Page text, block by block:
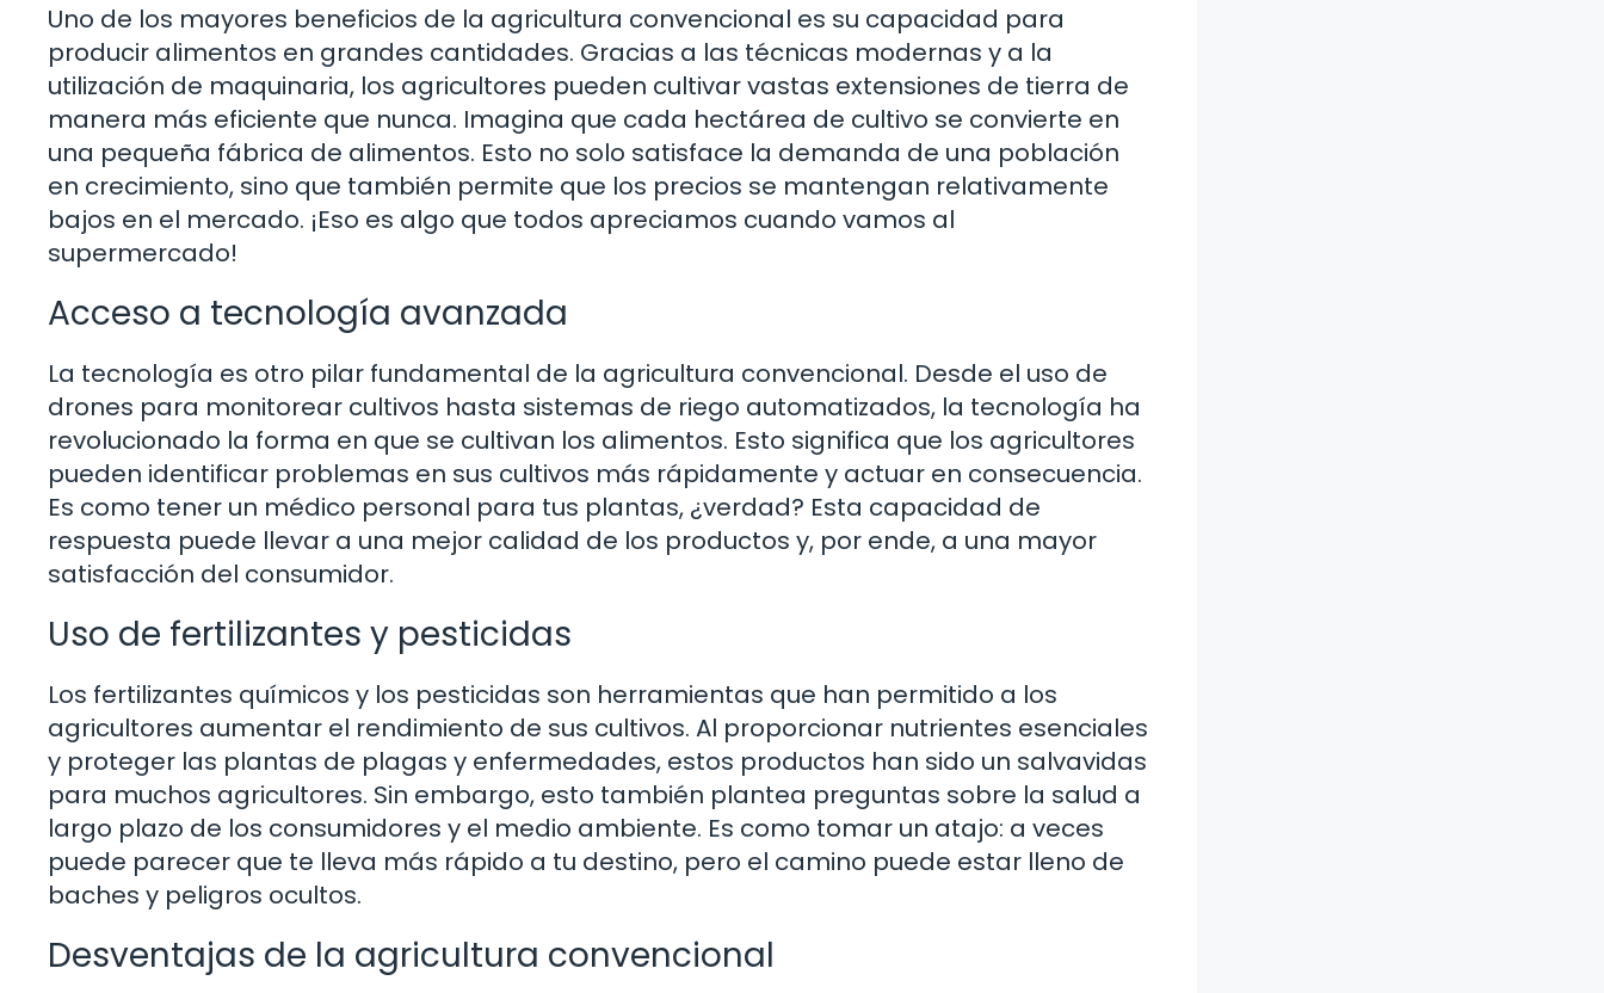
Uno de los mayores beneficios de la agricultura convencional es su capacidad para
producir alimentos en grandes cantidades. Gracias a las técnicas modernas y a la
utilización de maquinaria, los agricultores pueden cultivar vastas extensiones de tierra de
manera más eficiente que nunca. Imagina que cada hectárea de cultivo se convierte en
una pequeña fábrica de alimentos. Esto no solo satisface la demanda de una población
en crecimiento, sino que también permite que los precios se mantengan relativamente
bajos en el mercado. ¡Eso es algo que todos apreciamos cuando vamos al
supermercado!
Acceso a tecnología avanzada
La tecnología es otro pilar fundamental de la agricultura convencional. Desde el uso de
drones para monitorear cultivos hasta sistemas de riego automatizados, la tecnología ha
revolucionado la forma en que se cultivan los alimentos. Esto significa que los agricultores
pueden identificar problemas en sus cultivos más rápidamente y actuar en consecuencia.
Es como tener un médico personal para tus plantas, ¿verdad? Esta capacidad de
respuesta puede llevar a una mejor calidad de los productos y, por ende, a una mayor
satisfacción del consumidor.
Uso de fertilizantes y pesticidas
Los fertilizantes químicos y los pesticidas son herramientas que han permitido a los
agricultores aumentar el rendimiento de sus cultivos. Al proporcionar nutrientes esenciales
y proteger las plantas de plagas y enfermedades, estos productos han sido un salvavidas
para muchos agricultores. Sin embargo, esto también plantea preguntas sobre la salud a
largo plazo de los consumidores y el medio ambiente. Es como tomar un atajo: a veces
puede parecer que te lleva más rápido a tu destino, pero el camino puede estar lleno de
baches y peligros ocultos.
Desventajas de la agricultura convencional